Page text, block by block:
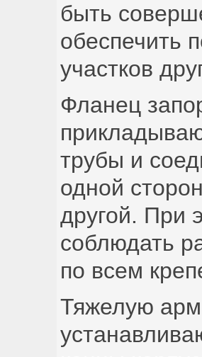
быть
обеспечить
участков
Фланец
трубы и
одной
другой. При
соблюдать
по всем
Тяжелую